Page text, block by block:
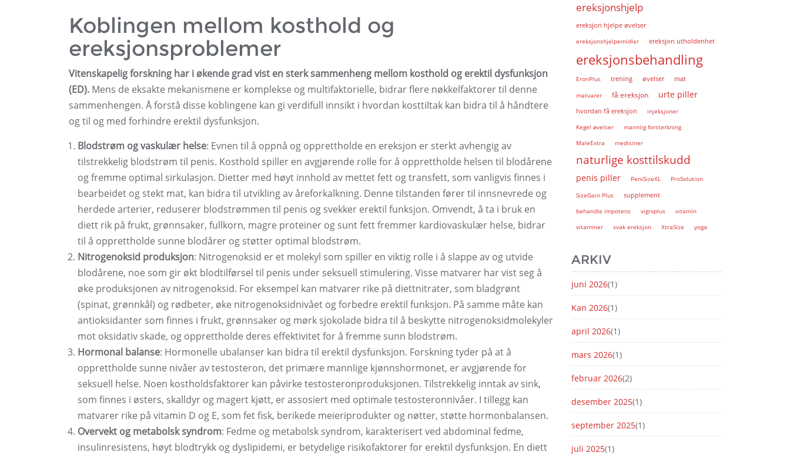
Koblingen mellom kosthold og
ereksjonsproblemer
Vitenskapelig forskning har i økende grad vist en sterk sammenheng mellom kosthold og erektil dysfunksjon
(ED). Mens de eksakte mekanismene er komplekse og multifaktorielle, bidrar flere nøkkelfaktorer til denne
sammenhengen. Å forstå disse koblingene kan gi verdifull innsikt i hvordan kosttiltak kan bidra til å håndtere
og til og med forhindre erektil dysfunksjon.
Blodstrøm og vaskulær helse: Evnen til å oppnå og opprettholde en ereksjon er sterkt avhengig av
tilstrekkelig blodstrøm til penis. Kosthold spiller en avgjørende rolle for å opprettholde helsen til blodårene
og fremme optimal sirkulasjon. Dietter med høyt innhold av mettet fett og transfett, som vanligvis finnes i
bearbeidet og stekt mat, kan bidra til utvikling av åreforkalkning. Denne tilstanden fører til innsnevrede og
herdede arterier, reduserer blodstrømmen til penis og svekker erektil funksjon. Omvendt, å ta i bruk en
diett rik på frukt, grønnsaker, fullkorn, magre proteiner og sunt fett fremmer kardiovaskulær helse, bidrar
til å opprettholde sunne blodårer og støtter optimal blodstrøm.
Nitrogenoksid produksjon: Nitrogenoksid er et molekyl som spiller en viktig rolle i å slappe av og utvide
blodårene, noe som gir økt blodtilførsel til penis under seksuell stimulering. Visse matvarer har vist seg å
øke produksjonen av nitrogenoksid. For eksempel kan matvarer rike på diettnitrater, som bladgrønt
(spinat, grønnkål) og rødbeter, øke nitrogenoksidnivået og forbedre erektil funksjon. På samme måte kan
antioksidanter som finnes i frukt, grønnsaker og mørk sjokolade bidra til å beskytte nitrogenoksidmolekyler
mot oksidativ skade, og opprettholde deres effektivitet for å fremme sunn blodstrøm.
Hormonal balanse: Hormonelle ubalanser kan bidra til erektil dysfunksjon. Forskning tyder på at å
opprettholde sunne nivåer av testosteron, det primære mannlige kjønnshormonet, er avgjørende for
seksuell helse. Noen kostholdsfaktorer kan påvirke testosteronproduksjonen. Tilstrekkelig inntak av sink,
som finnes i østers, skalldyr og magert kjøtt, er assosiert med optimale testosteronnivåer. I tillegg kan
matvarer rike på vitamin D og E, som fet fisk, berikede meieriprodukter og nøtter, støtte hormonbalansen.
Overvekt og metabolsk syndrom: Fedme og metabolsk syndrom, karakterisert ved abdominal fedme,
insulinresistens, høyt blodtrykk og dyslipidemi, er betydelige risikofaktorer for erektil dysfunksjon. En diett
ereksjonshjelp
ereksjon hjelpe øvelser
ereksjonshjelpemidler ereksjon utholdenhet
ereksjonsbehandling
EronPlus trening øvelser
mat
matvarer
få ereksjon urte piller
hvordan få ereksjon
injeksjoner
Kegel øvelser
mannlig forsterkning
MaleExtra
medisiner
naturlige kosttilskudd
penis piller PeniSizeXL
ProSolution
SizeGain Plus
supplement
behandle impotens vigrxplus
vitamin
vitaminer
svak ereksjon XtraSize yoga
ARKIV
juni 2026(1)
Kan 2026(1)
april 2026(1)
mars 2026(1)
februar 2026(2)
desember 2025(1)
september 2025(1)
juli 2025(1)